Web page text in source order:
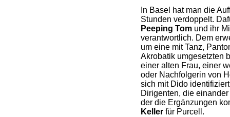
In Basel hat man die
Stunden verdoppelt.
Peeping Tomund ihr
verantwortlich. Dem
um eine mit Tanz,
Akrobatik umgesetzten
einer alten Frau, einer
oder Nachfolgerin von
sich mit Dido
Dirigenten, die
der die Ergänzungen
Kellerfür Purcell.